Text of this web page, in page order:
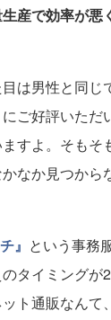
産で効率が悪
は男性と同じ
ご好評いた
すよ。そも
なか見つか
』 という事務
タイミングが
ト通販なん